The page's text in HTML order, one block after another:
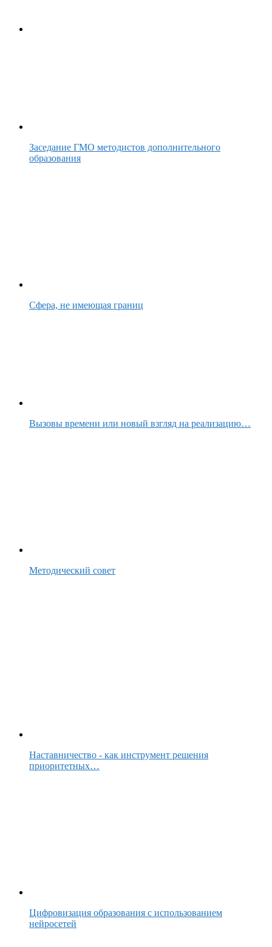
Заседание ГМО методистов дополнительного
образования
Сфера, не имеющая границ
Вызовы времени или новый взгляд на реализацию…
Методический совет
Наставничество - как инструмент решения
приоритетных…
Цифровизация образования с использованием
нейросетей